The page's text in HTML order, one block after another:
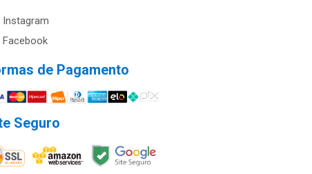
Instagram
Facebook
de Pagamento
Seguro